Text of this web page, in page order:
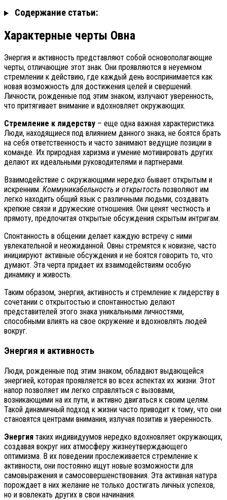
Содержание статьи:
Характерные черты Овна
Энергия и активность представляют собой основополагающие
черты, отличающие этот знак. Они проявляются в неуемном
стремлении к действию, где каждый день воспринимается как
новая возможность для достижения целей и свершений.
Личности, рожденные под этим знаком, излучают уверенность,
что притягивает внимание и вдохновляет окружающих.
Стремление к лидерству – еще одна важная характеристика.
Люди, находящиеся под влиянием данного знака, не боятся брать
на себя ответственность и часто занимают ведущие позиции в
команде. Их природная харизма и умение мотивировать других
делают их идеальными руководителями и партнерами.
Взаимодействие с окружающими нередко бывает открытым и
искренним. Коммуникабельность и открытость позволяют им
легко находить общий язык с различными людьми, создавать
крепкие связи и дружеские отношения. Они ценят честность и
прямоту, предпочитая открытые обсуждения скрытым интригам.
Спонтанность в общении делает каждую встречу с ними
увлекательной и неожиданной. Овны стремятся к новизне, часто
инициируют активные обсуждения и не боятся говорить то, что
думают. Эта черта придает их взаимодействиям особую
динамику и живость.
Таким образом, энергия, активность и стремление к лидерству в
сочетании с открытостью и спонтанностью делают
представителей этого знака уникальными личностями,
способными влиять на свое окружение и вдохновлять людей
вокруг.
Энергия и активность
Люди, рожденные под этим знаком, обладают выдающейся
энергией, которая проявляется во всех аспектах их жизни. Этот
напор позволяет им легко справляться с вызовами,
возникающими на их пути, и активно двигаться к своим целям.
Такой динамичный подход к жизни часто приводит к тому, что они
становятся центрами внимания, излучая позитив и уверенность.
Энергия таких индивидуумов нередко вдохновляет окружающих,
создавая вокруг них атмосферу жизнеутверждающего
оптимизма. В их поведении прослеживается стремление к
активности, они постоянно ищут новые возможности для
самовыражения и самосовершенствования. Эта активная натура
порождает в них желание не только достигать личных успехов,
но и вовлекать других в свои начинания.